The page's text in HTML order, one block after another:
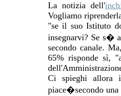
La notizia dell'
Vogliamo
"se il suo Istituto
insegnarvi? Se s�
secondo canale.
65% risponde sì,
Ci spieghi allora
piace�secondo